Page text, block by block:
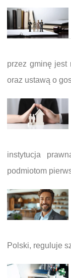
przez gminę jest
oraz ustawą o
instytucja
podmiotom
Polski, reguluje